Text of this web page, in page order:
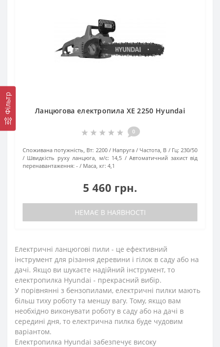
Фільтр Ланцюгова електропила XE 2250 Hyundai
0
Споживана потужність, Вт: 2200 Напруга / Частота, В / Гц: 230/50
Швидкість руху ланцюга, м/с: 14,5
Автоматичний захист від
перенавантаження: - Маса, кг: 4,1
5 460 грн.
НЕМАЄ В НАЯВНОСТІ
Електричні ланцюгові пили - це ефективний
інструмент для різання деревини і гілок в саду або на
дачі. Якщо ви шукаєте надійний інструмент, то
електропилка Hyundai - прекрасний вибір.
У порівнянні з бензопилами, електричні пилки мають
більш тиху роботу та меншу вагу. Тому, якщо вам
необхідно виконувати роботу в саду або на дачі в
середині дня, то електрична пилка буде чудовим
варіантом.
Електропилка Hyundai забезпечує високу